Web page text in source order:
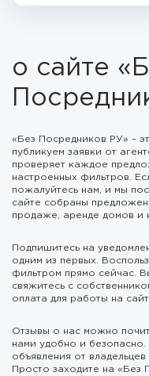
о сайте
«Без Посредников РУ» –
публикуем заявки от
проверяет каждое
настроенных фильтров.
пожалуйтесь нам, и мы
сайте собраны
продаже, аренде домов и
Подпишитесь на
одним из первых.
фильтром прямо сейчас.
свяжитесь с
оплата для работы на
Отзывы о нас можно
нами удобно и
объявления от
Просто заходите на «Без